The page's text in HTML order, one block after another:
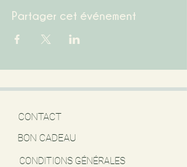
Partager cet événement
CONTACT
BON CADEAU
CONDITIONS GÉNÉRALES